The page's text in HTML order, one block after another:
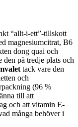
“allt-i-ett”-tillskott
magnesiumcitrat, B6
dong quai och
den på tredje plats och
tack vare den
och
(96 %
till att
och att vitamin E-
många behöver i